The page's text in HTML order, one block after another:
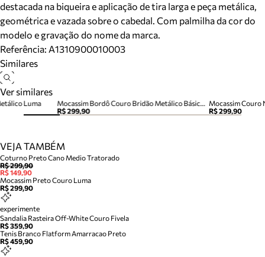
destacada na biqueira e aplicação de tira larga e peça metálica,
geométrica e vazada sobre o cabedal. Com palmilha da cor do
modelo e gravação do nome da marca.
Referência: A1310900010003
Similares
Ver similares
Mocassim Bordô Couro Bridão Metálico Básico Luma
R$ 299,90
Mocassim Couro
R$ 299,90
Luma
VEJA TAMBÉM
Coturno Preto Cano Medio Tratorado
R$ 299,90
R$ 149,90
Mocassim Preto Couro Luma
R$ 299,90
experimente
Sandalia Rasteira Off-White Couro Fivela
R$ 359,90
Tenis Branco Flatform Amarracao Preto
R$ 459,90